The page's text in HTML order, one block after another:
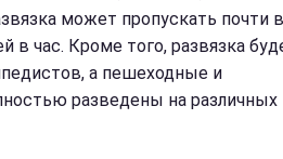
может пропускать почти
в час. Кроме того, развязка
а пешеходные и
разведены на различных